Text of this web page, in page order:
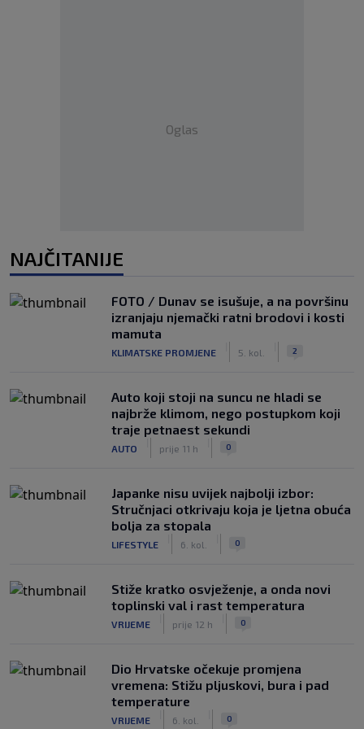
Oglas
NAJČITANIJE
FOTO / Dunav se isušuje, a na površinu
izranjaju njemački ratni brodovi i kosti
mamuta
KLIMATSKE PROMJENE 5. kol. 2
Auto koji stoji na suncu ne hladi se
najbrže klimom, nego postupkom koji
traje petnaest sekundi
AUTO prije 11 h 0
Japanke nisu uvijek najbolji izbor:
Stručnjaci otkrivaju koja je ljetna obuća
bolja za stopala
LIFESTYLE 6. kol. 0
Stiže kratko osvježenje, a onda novi
toplinski val i rast temperatura
VRIJEME prije 12 h 0
Dio Hrvatske očekuje promjena
vremena: Stižu pljuskovi, bura i pad
temperature
VRIJEME 6. kol. 0